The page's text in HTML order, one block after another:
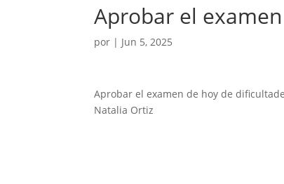
Aprobar el
por | Jun 5, 2025
Aprobar el examen de hoy de
Natalia Ortiz